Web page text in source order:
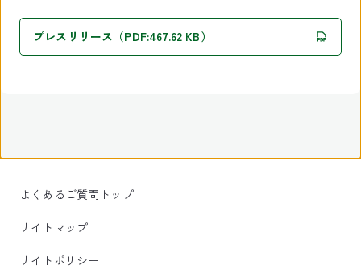
プレスリリース（PDF:467.62 KB）
よくあるご質問トップ
サイトマップ
サイトポリシー